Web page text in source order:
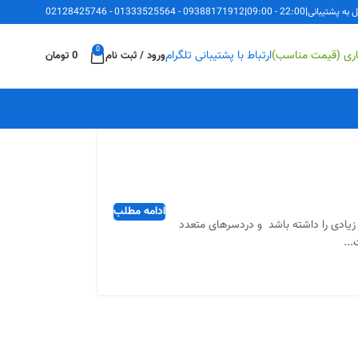
به پشتیبانی|
22:00 - 09:00
|
09388171912
-
01333525564
-
02128425746
(قیمت مناسب)ارتباط با پشتیبانی تلگرامورود / ثبت نام 0
0 تومان
را داشته باشد و دردسرهای متعدد
ادامه مطلب